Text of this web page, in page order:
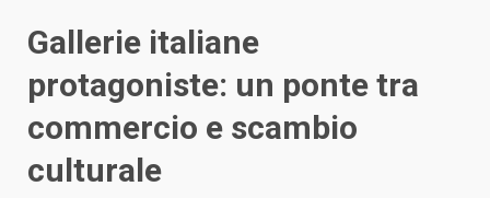
Gallerie italiane
protagoniste: un ponte tra
commercio e scambio
culturale